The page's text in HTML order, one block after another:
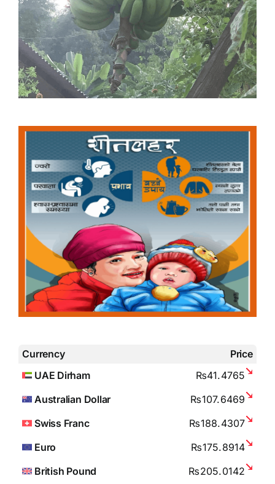
Currency
Price
UAE Dirham
₨41.4765
Australian Dollar
₨107.6469
Swiss Franc
₨188.4307
Euro
₨175.8914
British Pound
₨205.0142